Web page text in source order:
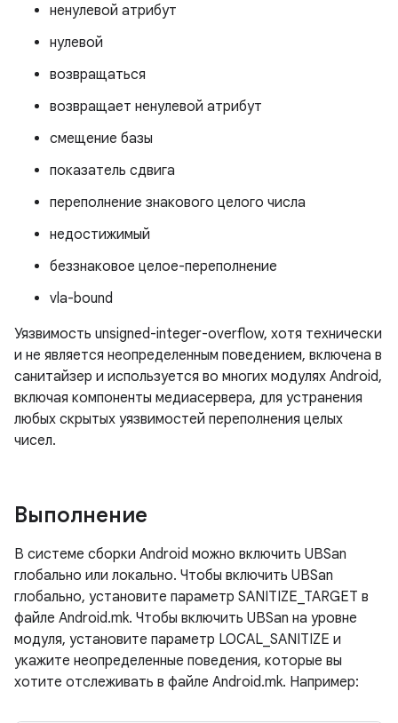
ненулевой атрибут
нулевой
возвращаться
возвращает ненулевой атрибут
смещение базы
показатель сдвига
переполнение знакового целого числа
недостижимый
беззнаковое целое-переполнение
vla-bound
Уязвимость unsigned-integer-overflow, хотя технически
и не является неопределенным поведением, включена в
санитайзер и используется во многих модулях Android,
включая компоненты медиасервера, для устранения
любых скрытых уязвимостей переполнения целых
чисел.
Выполнение
В системе сборки Android можно включить UBSan
глобально или локально. Чтобы включить UBSan
глобально, установите параметр SANITIZE_TARGET в
файле Android.mk. Чтобы включить UBSan на уровне
модуля, установите параметр LOCAL_SANITIZE и
укажите неопределенные поведения, которые вы
хотите отслеживать в файле Android.mk. Например: